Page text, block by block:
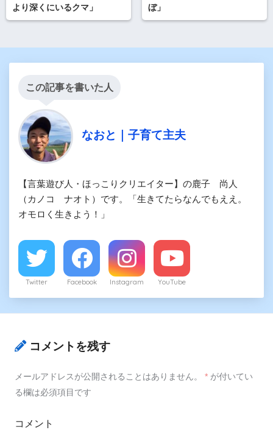
より深くにいるクマ」
ぼ」
この記事を書いた人
なおと｜子育て主夫
【言葉遊び人・ほっこりクリエイター】の鹿子 尚人
（カノコ ナオト）です。「生きてたらなんでもええ。
オモロく生きよう！」
Twitter Facebook Instagram YouTube
コメントを残す
メールアドレスが公開されることはありません。 * が付いてい
る欄は必須項目です
コメント